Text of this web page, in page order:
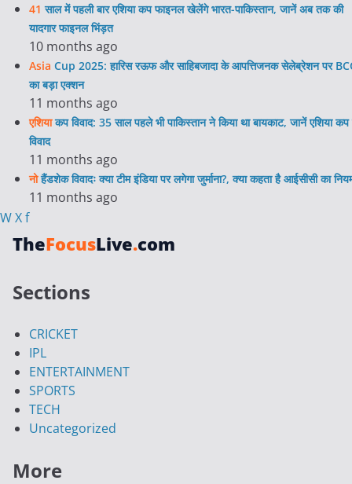
41 साल में पहली बार एशिया कप फाइनल खेलेंगे भारत-पाकिस्तान, जानें अब तक की
यादगार फाइनल भिंड़त
10 months ago
Asia Cup 2025: हारिस रऊफ और साहिबजादा के आपत्तिजनक सेलेब्रेशन पर
का बड़ा एक्शन
11 months ago
एशियाकप विवाद: 35 साल पहले भी पाकिस्तान ने किया था बायकाट, जानें एशिया
विवाद
11 months ago
नोहैंडशेक विवादः क्या टीम इंडिया पर लगेगा जुर्माना?, क्या कहता है आईसीसी का
11 months ago
WXf
TheFocusLive.com
Sections
CRICKET
IPL
ENTERTAINMENT
SPORTS
TECH
Uncategorized
More